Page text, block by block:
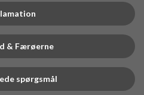
& Færøerne
spørgsmål